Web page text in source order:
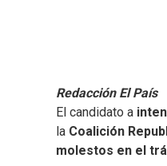
Redacción El País
El candidato a
la Coalición
molestos en el